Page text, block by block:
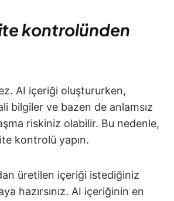
kontrolünden
AI içeriği oluştururken,
bilgiler ve bazen de anlamsız
riskiniz olabilir. Bu nedenle,
kontrolü yapın.
üretilen içeriği istediğiniz
hazırsınız. AI içeriğinin en